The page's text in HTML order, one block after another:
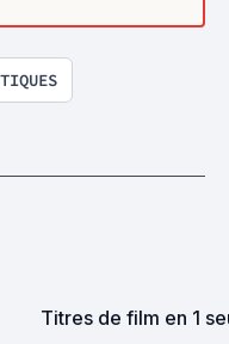
Titres de film en 1